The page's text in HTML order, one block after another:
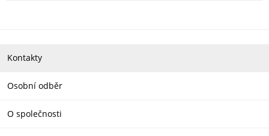
Kontakty
Osobní odběr
O společnosti